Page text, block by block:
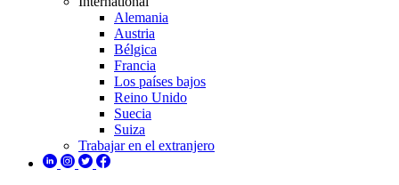
Alemania
Austria
Bélgica
Francia
Los países bajos
Reino Unido
Suecia
Suiza
Trabajar en el extranjero